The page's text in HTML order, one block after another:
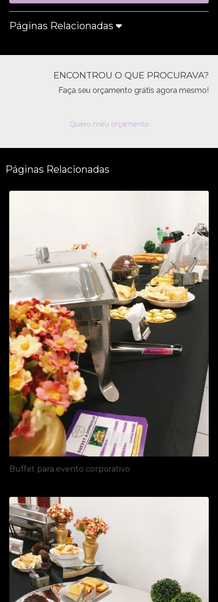
Páginas Relacionadas
ENCONTROU O QUE PROCURAVA?
Faça seu orçamento grátis agora mesmo!
Quero meu orçamento
Páginas Relacionadas
Buffet para evento corporativo